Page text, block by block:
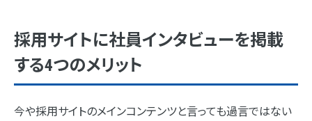
入社のきっかけ
仕事内容とやりがい
採用サイトに社員インタビューを掲載
する4つのメリット
今や採用サイトのメインコンテンツと言っても過言ではない